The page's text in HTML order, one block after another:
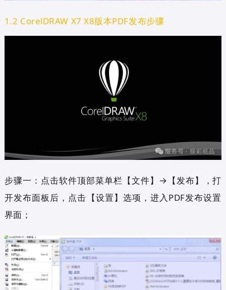
1.2 CorelDRAW X7 X8版本PDF发布步骤
步骤一：点击软件顶部菜单栏【文件】→【发布】，打
开发布面板后，点击【设置】选项，进入PDF发布设置
界面；